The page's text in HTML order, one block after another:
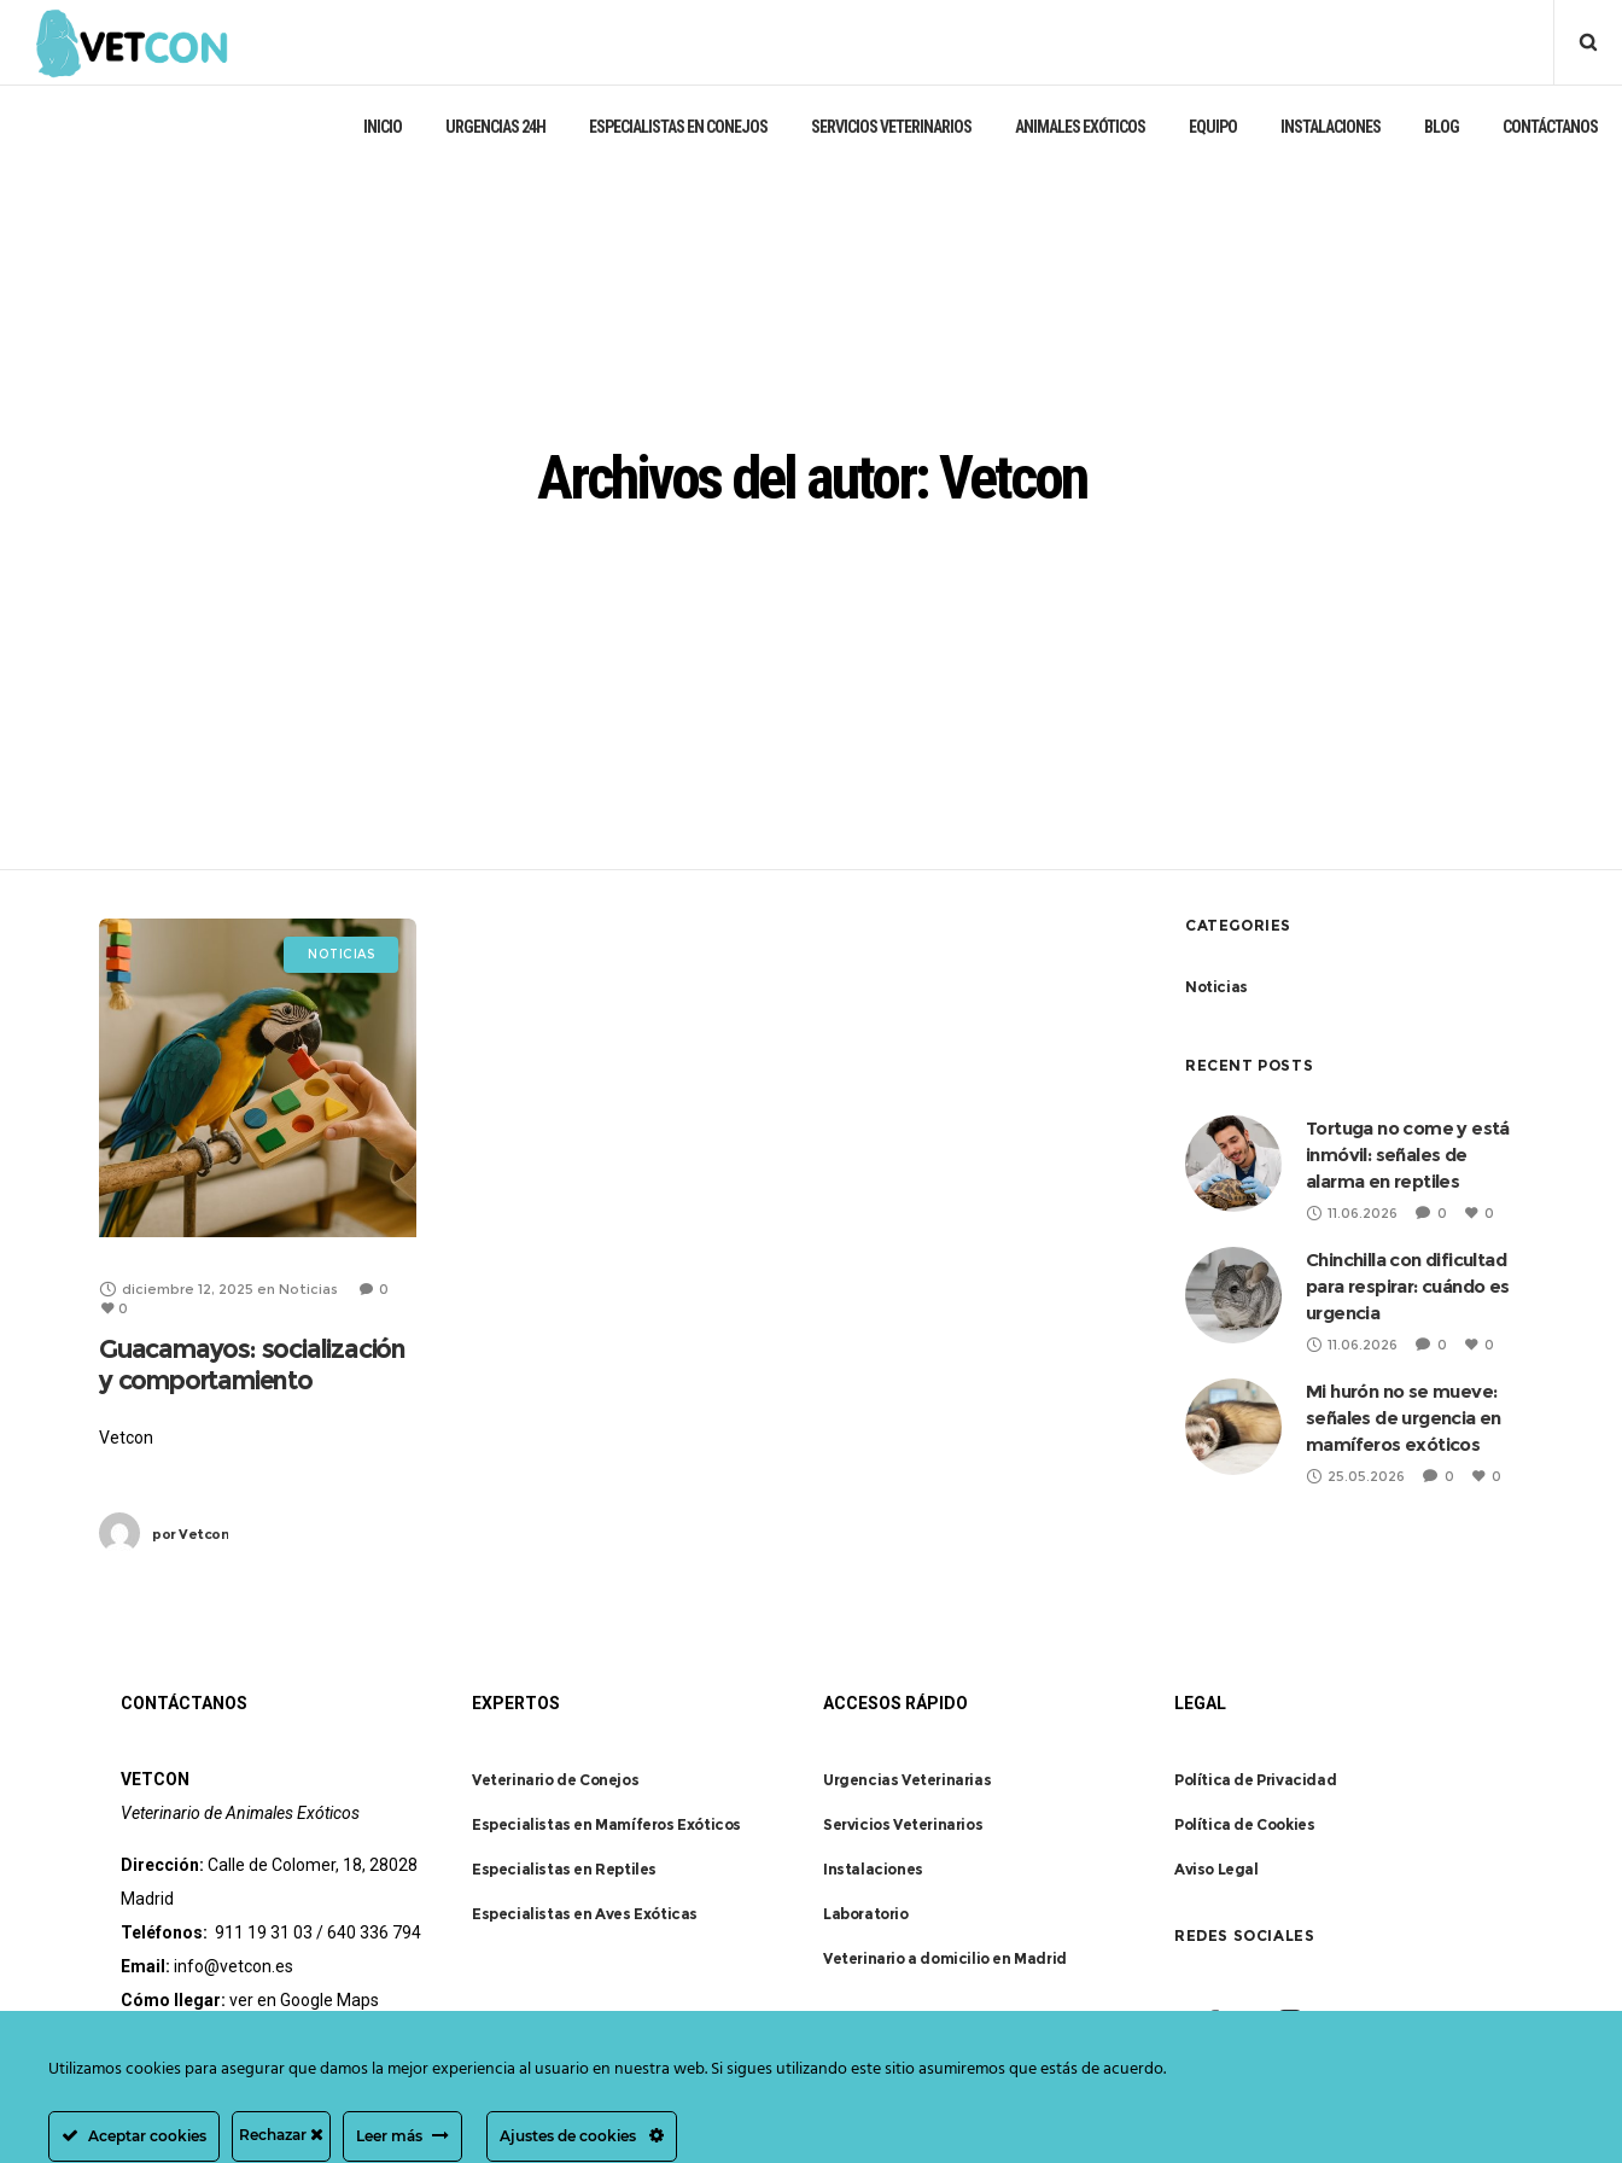
INICIO URGENCIAS 24H ESPECIALISTAS EN CONEJOS SERVICIOS VETERINARIOS ANIMALES EXÓTICOS EQUIPO INSTALACIONES BLOG CONTÁCTANOS
Archivos del autor: Vetcon
NOTICIAS
diciembre 12, 2025 en Noticias
0
0
Guacamayos: socialización
y comportamiento
Vetcon
porVetcon
CATEGORIES
Noticias
RECENT POSTS
Tortuga no come y está
inmóvil: señales de
alarma en reptiles
11.06.2026 0 0
Chinchilla con dificultad
para respirar: cuándo es
urgencia
11.06.2026 0 0
Mi hurón no se mueve:
señales de urgencia en
mamíferos exóticos
25.05.2026 0 0
CONTÁCTANOS
VETCON
Veterinario de Animales Exóticos
Dirección: Calle de Colomer, 18, 28028
Madrid
Teléfonos: 911 19 31 03 /640 336 794
Email: info@vetcon.es
Cómo llegar: ver en Google Maps
EXPERTOS
Veterinario de Conejos
Especialistas en Mamíferos Exóticos
Especialistas en Reptiles
Especialistas en Aves Exóticas
ACCESOS RÁPIDO
Urgencias Veterinarias
Servicios Veterinarios
Instalaciones
Laboratorio
Veterinario a domicilio en Madrid
LEGAL
Política de Privacidad
Política de Cookies
Aviso Legal
REDES SOCIALES
Utilizamos cookies para asegurar que damos la mejor experiencia al usuario en nuestra web. Si sigues utilizando este sitio asumiremos que estás de acuerdo.
Aceptar cookies Rechazar Leer más Ajustes de cookies